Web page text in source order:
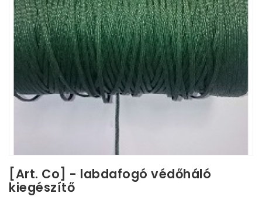
[Art. Co] - labdafogó védőháló
kiegészítő